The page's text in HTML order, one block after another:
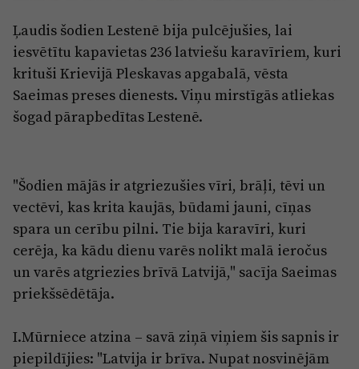
Jūrmala
Par laikrakstu
Privātuma politika
Ētikas kodekss
Lietošanas noteikumi
Sludinājumi
Ļaudis šodien Lestenē bija pulcējušies, lai
iesvētītu kapavietas 236 latviešu karavīriem, kuri
krituši Krievijā Pleskavas apgabalā, vēsta
Saeimas preses dienests. Viņu mirstīgās atliekas
šogad pārapbedītas Lestenē.
"Šodien mājās ir atgriezušies vīri, brāļi, tēvi un
vectēvi, kas krita kaujās, būdami jauni, cīņas
spara un cerību pilni. Tie bija karavīri, kuri
cerēja, ka kādu dienu varēs nolikt malā ieročus
un varēs atgriezies brīvā Latvijā," sacīja Saeimas
priekšsēdētāja.
I.Mūrniece atzina – savā ziņā viņiem šis sapnis ir
piepildījies: "Latvija ir brīva. Nupat nosvinējām